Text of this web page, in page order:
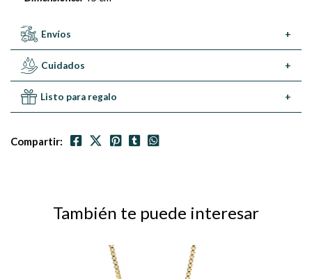
Envíos +
Cuidados +
Listo para regalo +
Compartir:
También te puede interesar